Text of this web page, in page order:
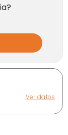
Ver datos